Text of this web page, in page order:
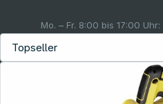
Mo. – Fr. 8:00 bis 17:00 Uhr: